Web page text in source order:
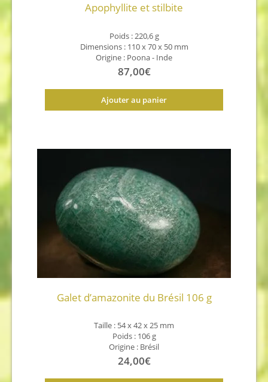
Apophyllite et stilbite
Poids : 220,6 g
Dimensions : 110 x 70 x 50 mm
Origine : Poona - Inde
87,00€
Ajouter au panier
Galet d’amazonite du Brésil 106 g
Taille : 54 x 42 x 25 mm
Poids : 106 g
Origine : Brésil
24,00€